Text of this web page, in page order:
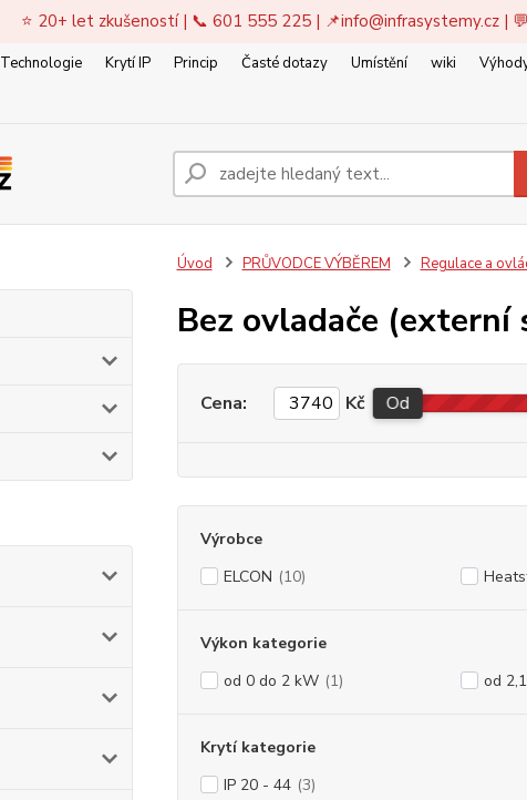
⭐ 20+ let zkušeností | 📞 601 555 225 | 📌info@infrasystemy.cz|
Technologie Krytí IP Princip Časté dotazy Umístění wiki
Úvod PRŮVODCE VÝBĚREM Regulace a
Bez ovladače (externí
Cena: Kč Od
Výrobce
ELCON (10)
Výkon kategorie
od 0 do 2 kW (1) od
Krytí kategorie
IP 20 - 44 (3)